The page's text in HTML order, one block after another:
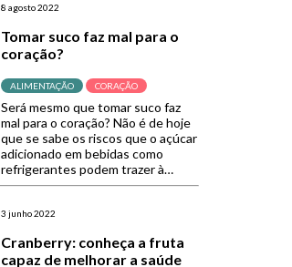
dos trunfos por trás desse
nutricional. Rico em nutrientes
como zinco, […]
8 agosto 2022
Tomar suco faz mal para o
coração?
ALIMENTAÇÃO CORAÇÃO
Será mesmo que tomar suco faz
mal para o coração? Não é de hoje
que se sabe os riscos que o açúcar
adicionado em bebidas como
refrigerantes podem trazer à
saúde do fígado e dos ossos, por
revisão publicado pelo periódico
suco de frutas a […]
3 junho 2022
Cranberry: conheça a fruta
capaz de melhorar a saúde